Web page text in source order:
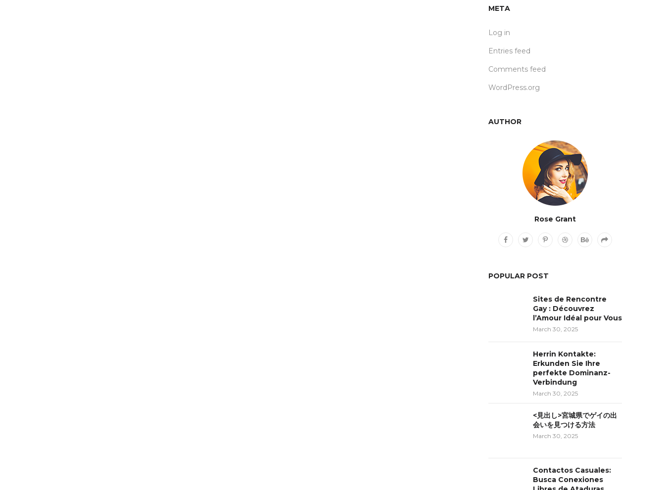
META
Log in
Entries feed
Comments feed
WordPress.org
AUTHOR
Rose Grant
POPULAR POST
Sites de Rencontre
Gay : Découvrez
l’Amour Idéal pour Vous
March 30, 2025
Herrin Kontakte:
Erkunden Sie Ihre
perfekte Dominanz-
Verbindung
March 30, 2025
<見出し>宮城県でゲイの出
会いを見つける方法
March 30, 2025
Contactos Casuales:
Busca Conexiones